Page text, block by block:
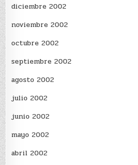
diciembre 2002
noviembre 2002
octubre 2002
septiembre 2002
agosto 2002
julio 2002
junio 2002
mayo 2002
abril 2002